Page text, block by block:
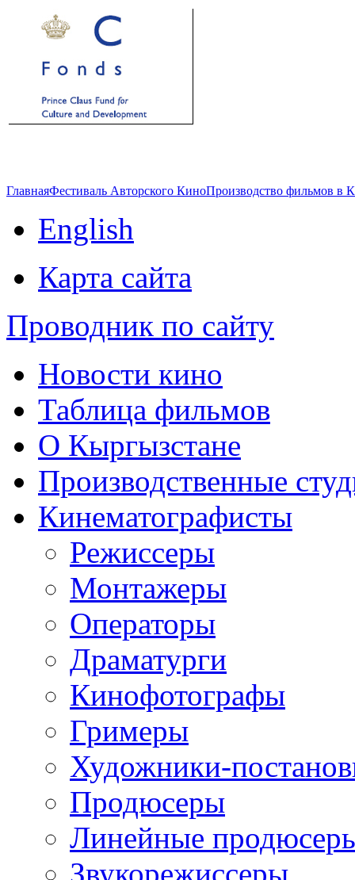
ГлавнаяФестиваль Авторского КиноПроизводство фильмов в
English
Карта сайта
Проводник по сайту
Новости кино
Таблица фильмов
О Кыргызстане
Производственные
Кинематографисты
Режиссеры
Монтажеры
Операторы
Драматурги
Кинофотографы
Гримеры
Художники-
Продюсеры
Линейные